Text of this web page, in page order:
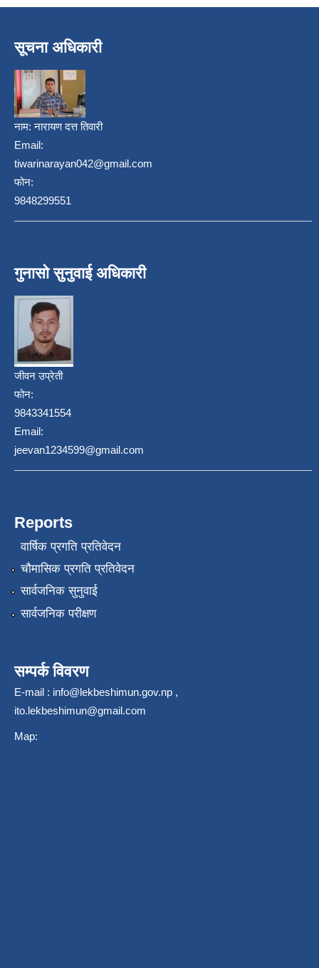
सूचना अधिकारी
नाम:नारायण दत्त तिवारी
Email:
tiwarinarayan042@gmail.com
फोन:
9848299551
गुनासो सुनुवाई अधिकारी
जीवन उप्रेती
फोन:
9843341554
Email:
jeevan1234599@gmail.com
Reports
वार्षिक प्रगति प्रतिवेदन
चौमासिक प्रगति प्रतिवेदन
सार्वजनिक सुनुवाई
सार्वजनिक परीक्षण
सम्पर्क विवरण
E-mail : info@lekbeshimun.gov.np ,
ito.lekbeshimun@gmail.com
Map: